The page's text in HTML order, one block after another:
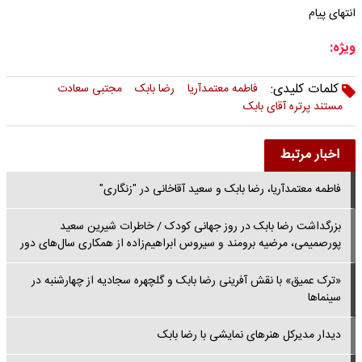
انتهای پیام
ویژه:
کلمات کلیدی:
فاطمه معتمدآریا رضا بابک
مجتبی سعادت
مستند پرتره آقای بابک
اخبار مرتبط
فاطمه معتمدآریا، رضا بابک و سعید آقاخانی در "زنگاری"
بزرگداشت رضا بابک در روز جهانی کودک / خاطرات شیرین سعید
پورصمیمی، مرضیه برومند و سیروس ابراهیم‌زاده از همکاری‌ سال‌های دور
«ترک عمیق» با نقش آفرینی رضا بابک و گلچهره سجادیه از چهارشنبه در
سینماها
دیدار مدیرکل هنرهای نمایشی با رضا بابک